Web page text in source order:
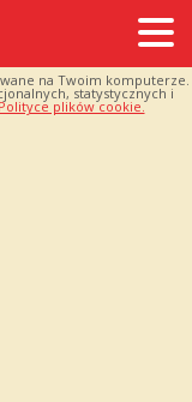
na Twoim komputerze.
statystycznych i
Polityce plików cookie.